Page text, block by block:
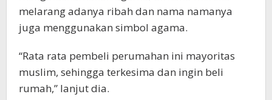
melarang adanya ribah dan nama namanya
juga menggunakan simbol agama.
“Rata rata pembeli perumahan ini mayoritas
muslim, sehingga terkesima dan ingin beli
rumah,” lanjut dia.